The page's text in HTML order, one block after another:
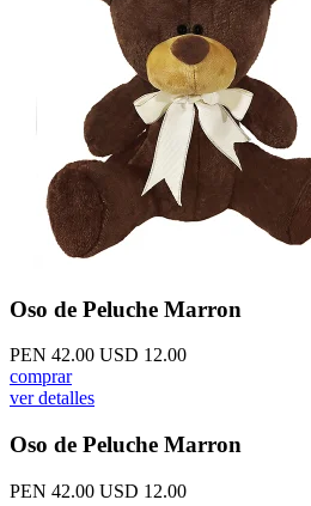
Oso de Peluche Marron
PEN 42.00 USD 12.00
comprar
ver detalles
Oso de Peluche Marron
PEN 42.00 USD 12.00